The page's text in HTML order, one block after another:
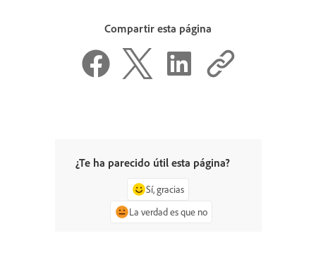
Compartir esta página
¿Te ha parecido útil esta página?
Sí, gracias
La verdad es que no